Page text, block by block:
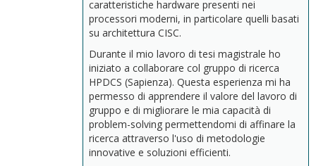
caratteristiche hardware presenti nei
processori moderni, in particolare quelli basati
su architettura CISC.
Durante il mio lavoro di tesi magistrale ho
iniziato a collaborare col gruppo di ricerca
HPDCS (Sapienza). Questa esperienza mi ha
permesso di apprendere il valore del lavoro di
gruppo e di migliorare le mia capacità di
problem-solving permettendomi di affinare la
ricerca attraverso l'uso di metodologie
innovative e soluzioni efficienti.